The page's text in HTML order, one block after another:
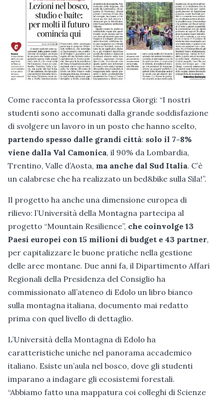
Come racconta la professoressa Giorgi: “I nostri
studenti sono accomunati dalla grande soddisfazione
di svolgere un lavoro in un posto che hanno scelto,
partendo spesso dalle grandi città: solo il 7-8%
viene dalla Val Camonica, il 90% da Lombardia,
Trentino, Valle d’Aosta, ma anche dal Sud Italia. C’è
un calabrese che ha realizzato un bed&bike sulla Sila!”.
Il progetto ha anche una dimensione europea di
rilievo: l’Università della Montagna partecipa al
progetto “Mountain Resilience”, che coinvolge 13
Paesi europei con 15 milioni di budget e 43 partner,
per capitalizzare le buone pratiche nella gestione
delle aree montane. Due anni fa, il Dipartimento Affari
Regionali della Presidenza del Consiglio ha
commissionato all’ateneo di Edolo un libro bianco
sulla montagna italiana, documento mai redatto
prima con quel livello di dettaglio.
L’Università della Montagna di Edolo ha
caratteristiche uniche nel panorama accademico
italiano. Esiste un’aula nel bosco, dove gli studenti
imparano a indagare gli ecosistemi forestali.
“Abbiamo fatto una mappatura coi colleghi di Scienze